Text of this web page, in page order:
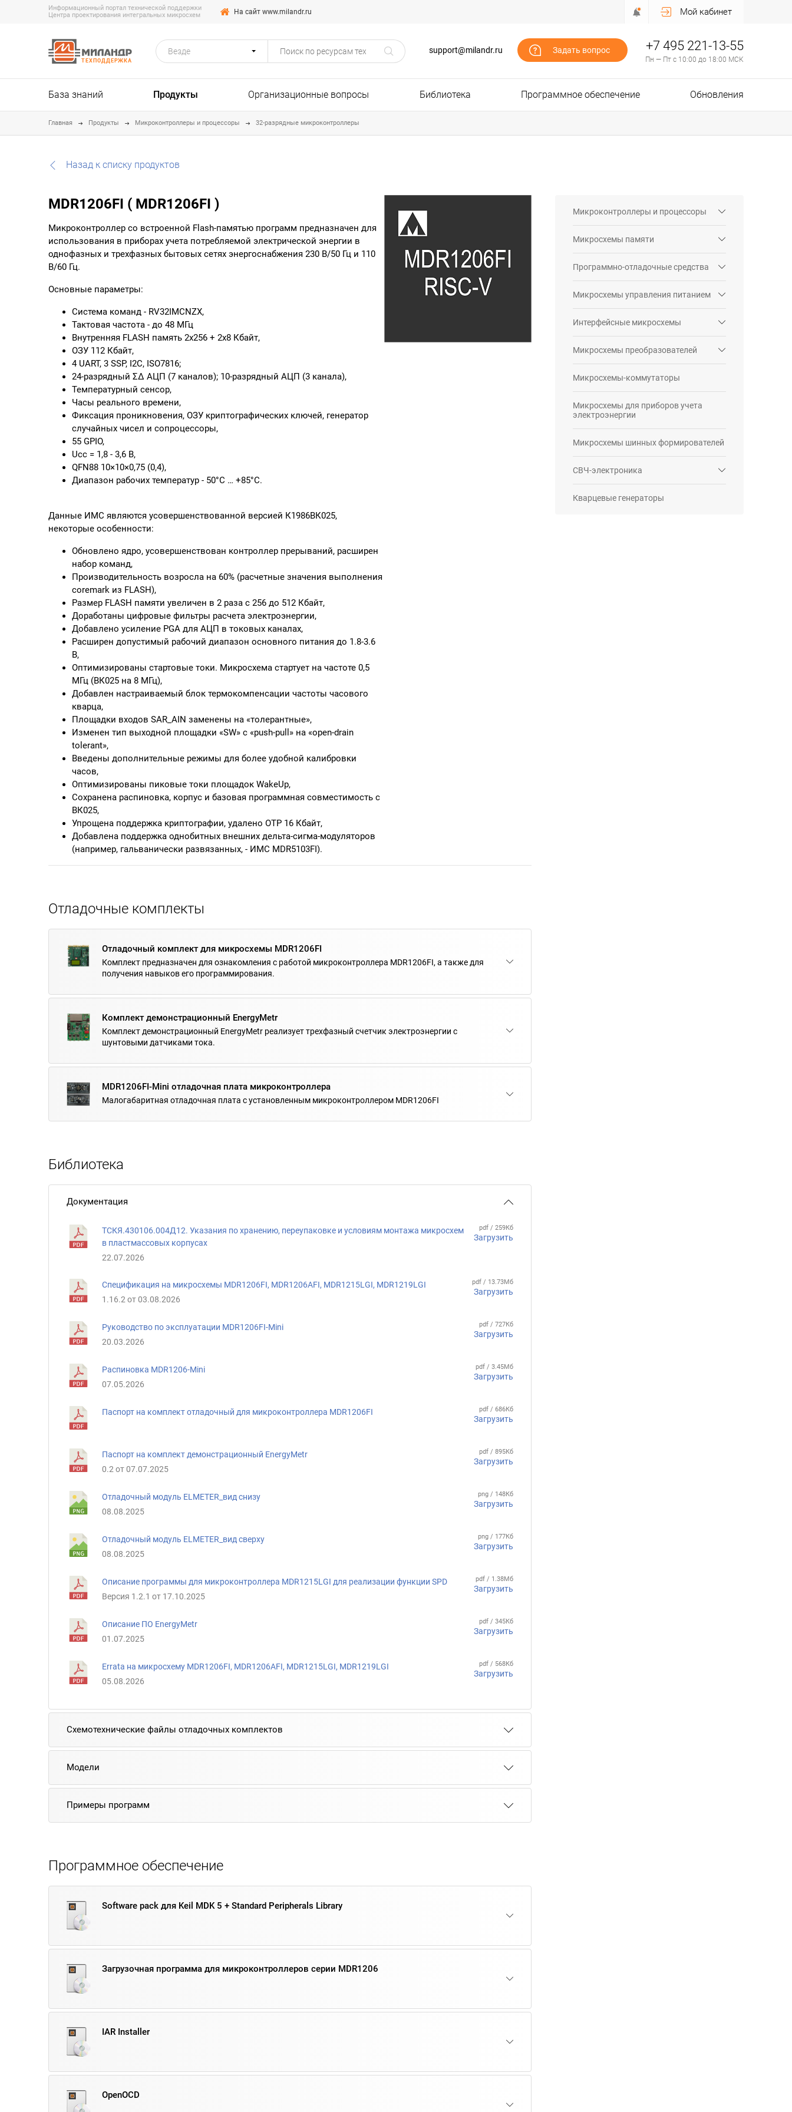
Информационный портал технической поддержки
Центра проектирования интегральных микросхем
На сайт www.milandr.ru Мой кабинет
ТЕХПОДДЕРЖКА
Везде support@milandr.ru Задать вопрос +7 495 221-13-55
Пн — Пт с 10:00 до 18:00 МСК
База знаний Продукты Организационные вопросы Библиотека Программное обеспечение Обновления
Главная Продукты Микроконтроллеры и процессоры 32-разрядные микроконтроллеры
Назад к списку продуктов
MDR1206FI ( MDR1206FI )
Микроконтроллер со встроенной Flash-памятью программ предназначен для
использования в приборах учета потребляемой электрической энергии в
однофазных и трехфазных бытовых сетях энергоснабжения 230 В/50 Гц и 110
В/60 Гц.
Основные параметры:
Система команд - RV32IMCNZX,
Тактовая частота - до 48 МГц
Внутренняя FLASH память 2х256 + 2х8 Кбайт,
ОЗУ 112 Кбайт,
4 UART, 3 SSP, I2C, ISO7816;
24-разрядный ΣΔ АЦП (7 каналов); 10-разрядный АЦП (3 канала),
Температурный сенсор,
Часы реального времени,
Фиксация проникновения, ОЗУ криптографических ключей, генератор
случайных чисел и сопроцессоры,
55 GPIO,
Ucc = 1,8 - 3,6 В,
QFN88 10×10×0,75 (0,4),
Диапазон рабочих температур - 50°С … +85°С.
Данные ИМС являются усовершенствованной версией К1986ВК025,
некоторые особенности:
Обновлено ядро, усовершенствован контроллер прерываний, расширен
набор команд,
Производительность возросла на 60% (расчетные значения выполнения
coremark из FLASH),
Размер FLASH памяти увеличен в 2 раза с 256 до 512 Кбайт,
Доработаны цифровые фильтры расчета электроэнергии,
Добавлено усиление PGA для АЦП в токовых каналах,
Расширен допустимый рабочий диапазон основного питания до 1.8-3.6
В,
Оптимизированы стартовые токи. Микросхема стартует на частоте 0,5
МГц (ВК025 на 8 МГц),
Добавлен настраиваемый блок термокомпенсации частоты часового
кварца,
Площадки входов SAR_AIN заменены на «толерантные»,
Изменен тип выходной площадки «SW» с «push-pull» на «open-drain
tolerant»,
Введены дополнительные режимы для более удобной калибровки
часов,
Оптимизированы пиковые токи площадок WakeUp,
Сохранена распиновка, корпус и базовая программная совместимость с
ВК025,
Упрощена поддержка криптографии, удалено ОТР 16 Кбайт,
Добавлена поддержка однобитных внешних дельта-сигма-модуляторов
(например, гальванически развязанных, - ИМС MDR5103FI).
Отладочные комплекты
Отладочный комплект для микросхемы MDR1206FI
Комплект предназначен для ознакомления с работой микроконтроллера MDR1206FI, а также для
получения навыков его программирования.
Комплект демонстрационный EnergyMetr
Комплект демонстрационный EnergyMetr реализует трехфазный счетчик электроэнергии с
шунтовыми датчиками тока.
MDR1206FI-Mini отладочная плата микроконтроллера
Малогабаритная отладочная плата с установленным микроконтроллером MDR1206FI
Библиотека
Документация
ТСКЯ.430106.004Д12. Указания по хранению, переупаковке и условиям монтажа микросхем
в пластмассовых корпусах
22.07.2026
pdf / 259Кб
Загрузить
Спецификация на микросхемы MDR1206FI, MDR1206AFI, MDR1215LGI, MDR1219LGI
1.16.2 от 03.08.2026
pdf / 13.73Мб
Загрузить
Руководство по эксплуатации MDR1206FI-Mini
20.03.2026
pdf / 727Кб
Загрузить
Распиновка MDR1206-Mini
07.05.2026
pdf / 3.45Мб
Загрузить
Паспорт на комплект отладочный для микроконтроллера MDR1206FI pdf / 686Кб
Загрузить
Паспорт на комплект демонстрационный EnergyMetr
0.2 от 07.07.2025
pdf / 895Кб
Загрузить
Отладочный модуль ELMETER_вид снизу
08.08.2025
png / 148Кб
Загрузить
Отладочный модуль ELMETER_вид сверху
08.08.2025
png / 177Кб
Загрузить
Описание программы для микроконтроллера MDR1215LGI для реализации функции SPD
Версия 1.2.1 от 17.10.2025
pdf / 1.38Мб
Загрузить
Описание ПО EnergyMetr
01.07.2025
pdf / 345Кб
Загрузить
Erratа на микросхему MDR1206FI, MDR1206AFI, MDR1215LGI, MDR1219LGI
05.08.2026
pdf / 568Кб
Загрузить
Схемотехнические файлы отладочных комплектов
Модели
Примеры программ
Программное обеспечение
Software pack для Keil MDK 5 + Standard Peripherals Library
Загрузочная программа для микроконтроллеров серии MDR1206
IAR Installer
OpenOCD
Микроконтроллеры и процессоры
Микросхемы памяти
Программно-отладочные средства
Микросхемы управления питанием
Интерфейсные микросхемы
Микросхемы преобразователей
Микросхемы-коммутаторы
Микросхемы для приборов учета
электроэнергии
Микросхемы шинных формирователей
СВЧ-электроника
Кварцевые генераторы